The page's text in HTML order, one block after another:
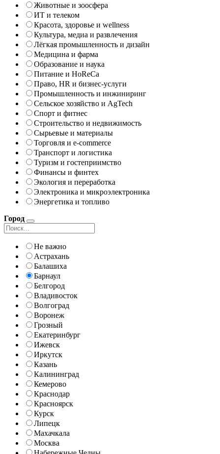
Животные и зоосфера
ИТ и телеком
Красота, здоровье и wellness
Культура, медиа и развлечения
Лёгкая промышленность и дизайн
Медицина и фарма
Образование и наука
Питание и HoReCa
Право, HR и бизнес-услуги
Промышленность и инжиниринг
Сельское хозяйство и AgTech
Спорт и фитнес
Строительство и недвижимость
Сырьевые и материалы
Торговля и e-commerce
Транспорт и логистика
Туризм и гостеприимство
Финансы и финтех
Экология и переработка
Электроника и микроэлектроника
Энергетика и топливо
Город
Не важно
Астрахань
Балашиха
Барнаул
Белгород
Владивосток
Волгоград
Воронеж
Грозный
Екатеринбург
Ижевск
Иркутск
Казань
Калининград
Кемерово
Краснодар
Красноярск
Курск
Липецк
Махачкала
Москва